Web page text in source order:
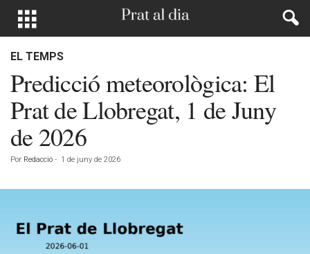
EL TEMPS
Predicció meteorològica: El
Prat de Llobregat, 1 de Juny
de 2026
Por Redacció - 1 de juny de 2026